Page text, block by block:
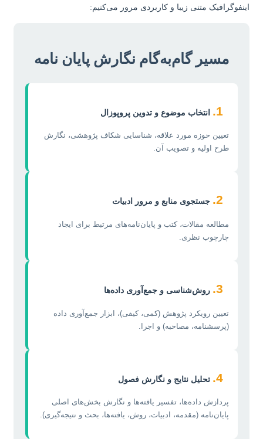
متنی زیبا و کاربردی مرور می‌کنیم:
مسیر گام‌به‌گام نگارش پایان نامه
انتخاب موضوع و تدوین پروپوزال
تعیین حوزه مورد علاقه، شناسایی شکاف پژوهشی، نگارش
طرح اولیه و تصویب آن.
جستجوی منابع و مرور ادبیات
مطالعه مقالات، کتب و پایان‌نامه‌های مرتبط برای ایجاد
چارچوب نظری.
روش‌شناسی و جمع‌آوری داده‌ها
تعیین رویکرد پژوهش (کمی، کیفی)، ابزار جمع‌آوری داده
(پرسشنامه، مصاحبه) و اجرا.
تحلیل نتایج و نگارش فصول
پردازش داده‌ها، تفسیر یافته‌ها و نگارش بخش‌های اصلی
پایان‌نامه (مقدمه، ادبیات، روش، یافته‌ها، بحث و نتیجه‌گیری).